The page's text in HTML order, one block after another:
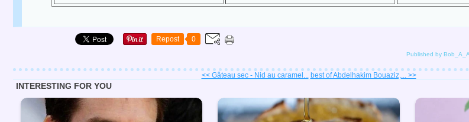
Repost 0
Published by Bob_A_A
<< Gâteau sec - Nid au caramel... best of Abdelhakim Bouaziz,... >>